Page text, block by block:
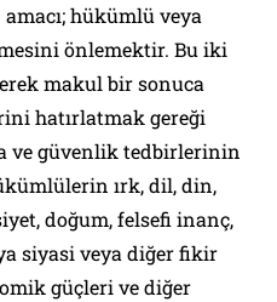
hükümlü veya
önlemektir. Bu iki
makul bir sonuca
hatırlatmak gereği
ve güvenlik tedbirlerinin
ırk, dil, din,
doğum, felsefi inanç,
siyasi veya diğer fikir
güçleri ve diğer